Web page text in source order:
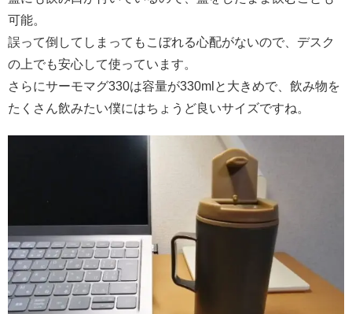
可能。
誤って倒してしまってもこぼれる心配がないので、デスク
の上でも安心して使っています。
さらにサーモマグ330は容量が330mlと大きめで、飲み物を
たくさん飲みたい僕にはちょうど良いサイズですね。